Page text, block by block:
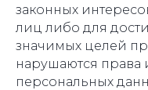
законных
лиц либо для
значимых целей
нарушаются права
персональных